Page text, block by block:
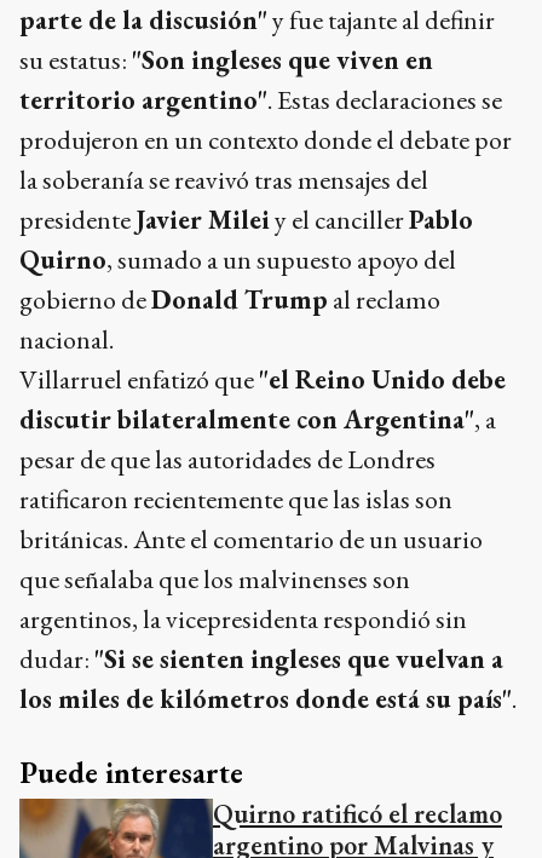
parte de la discusión"y fue tajante al definir
su estatus: "Son ingleses que viven en
territorio argentino". Estas declaraciones se
produjeron en un contexto donde el debate por
la soberanía se reavivó tras mensajes del
presidenteJavier Mileiy el cancillerPablo
Quirno, sumado a un supuesto apoyo del
gobierno deDonald Trump al reclamo
nacional.
Villarruel enfatizó que"el Reino Unido debe
discutir bilateralmente con Argentina", a
pesar de que las autoridades de Londres
ratificaron recientemente que las islas son
británicas. Ante el comentario de un usuario
que señalaba que los malvinenses son
argentinos, la vicepresidenta respondió sin
dudar: "Si se sienten ingleses que vuelvan a
los miles de kilómetros donde está su país".
Puede interesarte
Quirno ratificó el reclamo
argentino por Malvinas y